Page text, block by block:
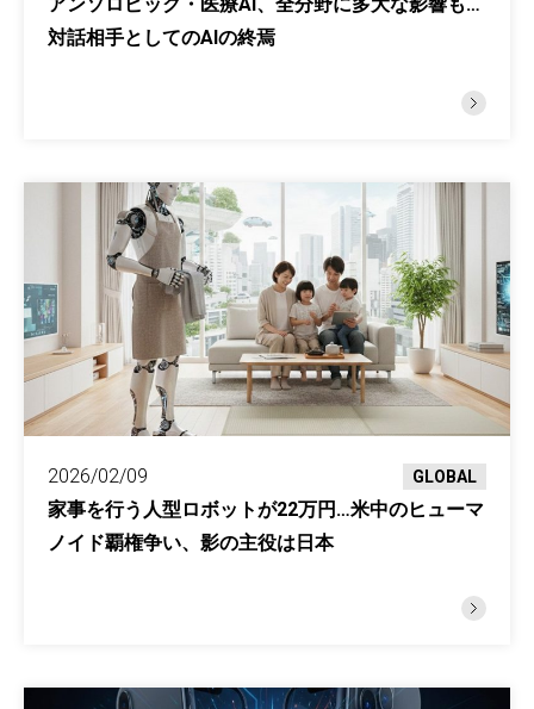
対話相手としてのAIの終焉
2026/02/09 GLOBAL
家事を行う人型ロボットが22万円…米中のヒューマ
ノイド覇権争い、影の主役は日本